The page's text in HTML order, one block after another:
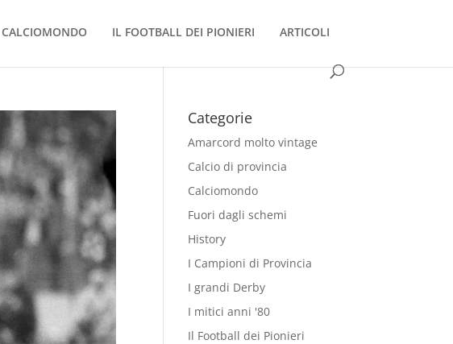
CALCIOMONDO IL FOOTBALL DEI PIONIERI ARTICOLI
Categorie
Amarcord molto vintage
Calcio di provincia
Calciomondo
Fuori dagli schemi
History
I Campioni di Provincia
I grandi Derby
I mitici anni '80
Il Football dei Pionieri